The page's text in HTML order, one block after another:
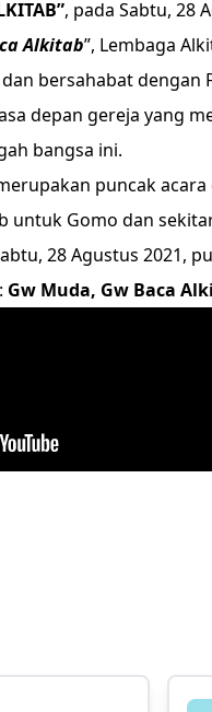
, pada Sabtu, 28
Alkitab”, Lembaga
bersahabat dengan
depan gereja yang
bangsa ini.
puncak
untuk Gomo dan
28 Agustus 2021,
Gw Muda, Gw Baca